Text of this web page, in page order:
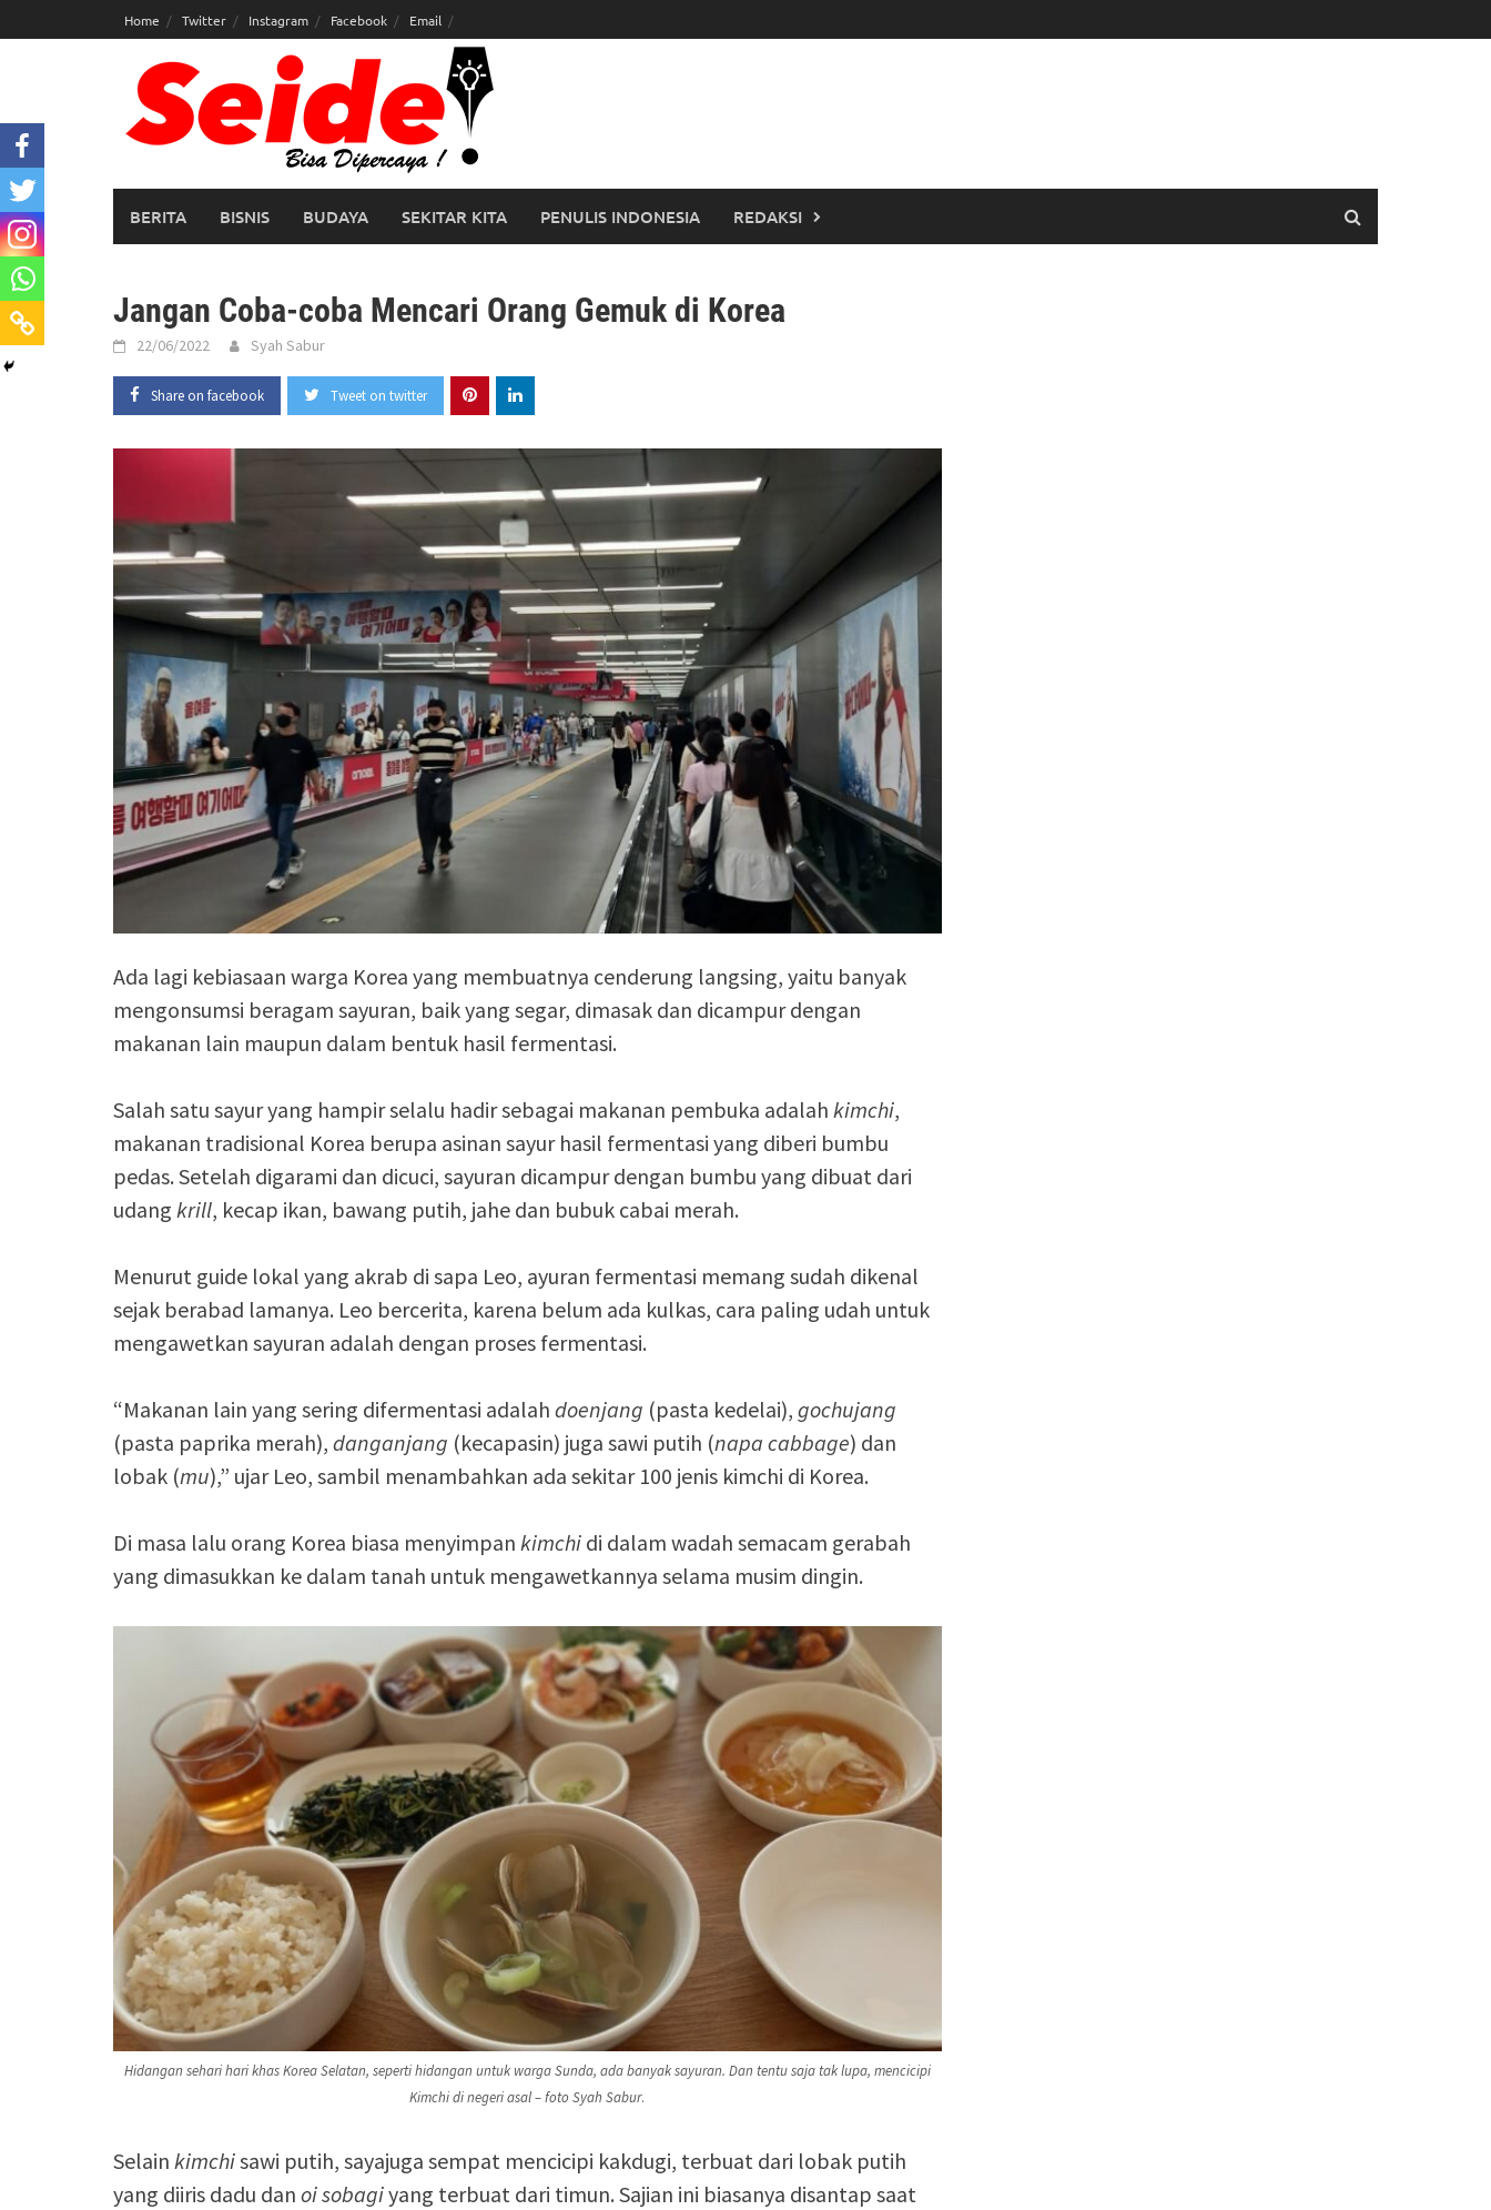
to
Home Twitter Instagram Facebook Email
BERITA BISNIS BUDAYA SEKITAR KITA PENULIS INDONESIA REDAKSI
Jangan Coba-coba Mencari Orang Gemuk di Korea
22/06/2022 Syah Sabur
Share on facebook Tweet on twitter
Ada lagi kebiasaan warga Korea yang membuatnya cenderung langsing, yaitu banyak
mengonsumsi beragam sayuran, baik yang segar, dimasak dan dicampur dengan
makanan lain maupun dalam bentuk hasil fermentasi.
Salah satu sayur yang hampir selalu hadir sebagai makanan pembuka adalah kimchi,
makanan tradisional Korea berupa asinan sayur hasil fermentasi yang diberi bumbu
pedas. Setelah digarami dan dicuci, sayuran dicampur dengan bumbu yang dibuat dari
udang krill, kecap ikan, bawang putih, jahe dan bubuk cabai merah.
Menurut guide lokal yang akrab di sapa Leo, ayuran fermentasi memang sudah dikenal
sejak berabad lamanya. Leo bercerita, karena belum ada kulkas, cara paling udah untuk
mengawetkan sayuran adalah dengan proses fermentasi.
“Makanan lain yang sering difermentasi adalah doenjang (pasta kedelai), gochujang
(pasta paprika merah), danganjang (kecapasin) juga sawi putih (napa cabbage) dan
lobak (mu),” ujar Leo, sambil menambahkan ada sekitar 100 jenis kimchi di Korea.
Di masa lalu orang Korea biasa menyimpan kimchi di dalam wadah semacam gerabah
yang dimasukkan ke dalam tanah untuk mengawetkannya selama musim dingin.
Hidangan sehari hari khas Korea Selatan, seperti hidangan untuk warga Sunda, ada banyak sayuran. Dan tentu saja tak lupa, mencicipi
Kimchi di negeri asal – foto Syah Sabur.
Selain kimchisawi putih, sayajuga sempat mencicipi kakdugi, terbuat dari lobak putih
yang diiris dadu dan oi sobagiyang terbuat dari timun. Sajian ini biasanya disantap saat